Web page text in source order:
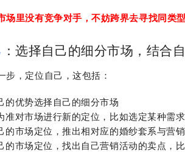
场里没有竞争对手，不妨跨界去寻找同类
：选择自己的细分市场，结合
步，定位自己，这包括：
的优势选择自己的细分市场
准对市场进行新的定位，比如选定某种需
的市场定位，推出相对应的婚纱套系与营
的市场定位，找出自己营销活动的卖点，